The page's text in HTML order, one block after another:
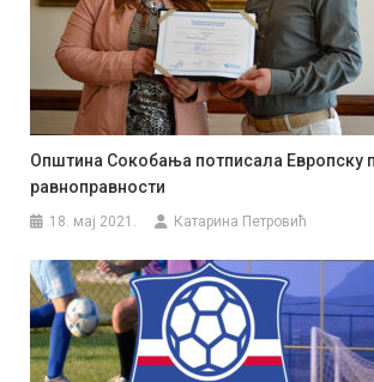
Општина Сокобања потписала Европску
равноправности
18. мај 2021. Катарина Петровић